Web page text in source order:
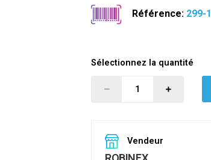
Référence: 299-
Sélectionnez la quantité
Vendeur